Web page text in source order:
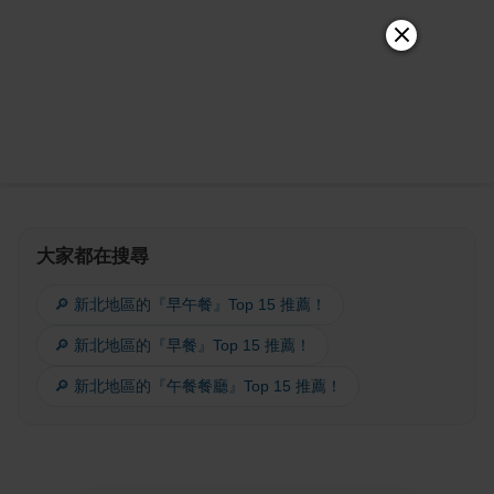
大家都在搜尋
🔎 新北地區的『早午餐』Top 15 推薦！
🔎 新北地區的『早餐』Top 15 推薦！
🔎 新北地區的『午餐餐廳』Top 15 推薦！